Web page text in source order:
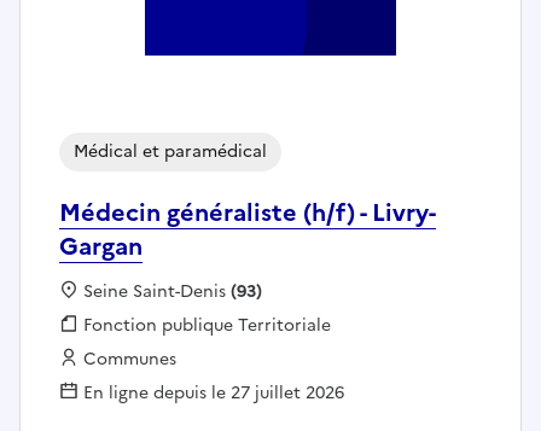
Médecin généraliste (h/f) - Livry-
Gargan
Médical et paramédical
Localisation :
Seine Saint-Denis(93)
Fonction publique :
Fonction publique Territoriale
Employeur :
Communes
En ligne depuis le 27 juillet 2026